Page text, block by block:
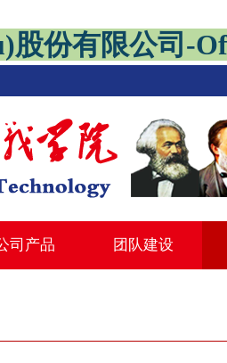
股份有限公司-
司产品 团队建设